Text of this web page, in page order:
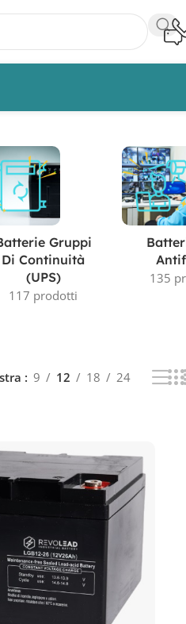
Gruppi
Di Continuità
(UPS)
117 prodotti
135
9 12 18 24